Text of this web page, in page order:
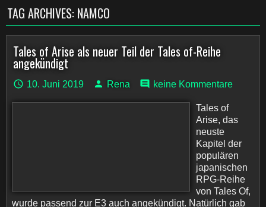
TAG ARCHIVES: NAMCO
Tales of Arise als neuer Teil der Tales of-Reihe
angekündigt
10. Juni 2019 Rena keine Kommentare
Tales of
Arise, das
neuste
Kapitel der
populären
japanischen
RPG-Reihe
von Tales Of,
wurde passend zur E3 auch angekündigt. Natürlich gab